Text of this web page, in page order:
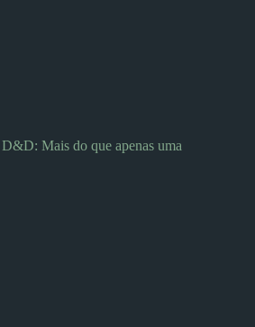
Mais do que apenas uma